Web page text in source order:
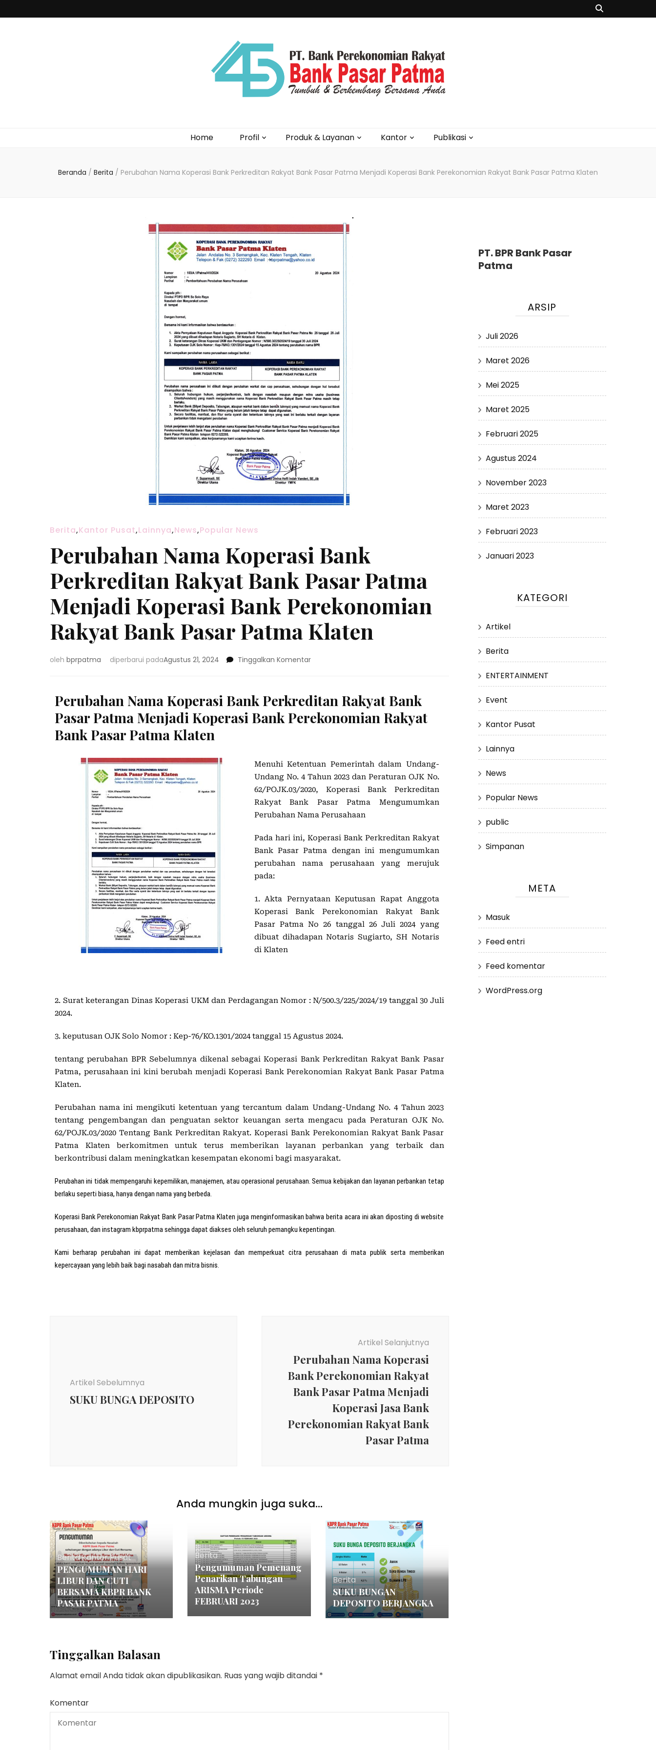
Home Profil Produk & Layanan Kantor Publikasi
Beranda / Berita / Perubahan Nama Koperasi Bank Perkreditan Rakyat Bank Pasar Patma Menjadi Koperasi Bank Perekonomian Rakyat Bank Pasar Patma Klaten
Berita,Kantor Pusat,Lainnya,News,Popular News
Perubahan Nama Koperasi Bank
Perkreditan Rakyat Bank Pasar Patma
Menjadi Koperasi Bank Perekonomian
Rakyat Bank Pasar Patma Klaten
oleh bprpatma diperbarui padaAgustus 21, 2024 Tinggalkan Komentar
Perubahan Nama Koperasi Bank Perkreditan Rakyat Bank
Pasar Patma Menjadi Koperasi Bank Perekonomian Rakyat
Bank Pasar Patma Klaten
Menuhi Ketentuan Pemerintah dalam Undang-
Undang No. 4 Tahun 2023 dan Peraturan OJK No.
62/POJK.03/2020, Koperasi Bank Perkreditan
Rakyat Bank Pasar Patma Mengumumkan
Perubahan Nama Perusahaan
Pada hari ini, Koperasi Bank Perkreditan Rakyat
Bank Pasar Patma dengan ini mengumumkan
perubahan nama perusahaan yang merujuk
pada:
1. Akta Pernyataan Keputusan Rapat Anggota
Koperasi Bank Perekonomian Rakyat Bank
Pasar Patma No 26 tanggal 26 Juli 2024 yang
dibuat dihadapan Notaris Sugiarto, SH Notaris
di Klaten
2. Surat keterangan Dinas Koperasi UKM dan Perdagangan Nomor : N/500.3/225/2024/19 tanggal 30 Juli
2024.
3. keputusan OJK Solo Nomor : Kep-76/KO.1301/2024 tanggal 15 Agustus 2024.
tentang perubahan BPR Sebelumnya dikenal sebagai Koperasi Bank Perkreditan Rakyat Bank Pasar
Patma, perusahaan ini kini berubah menjadi Koperasi Bank Perekonomian Rakyat Bank Pasar Patma
Klaten.
Perubahan nama ini mengikuti ketentuan yang tercantum dalam Undang-Undang No. 4 Tahun 2023
tentang pengembangan dan penguatan sektor keuangan serta mengacu pada Peraturan OJK No.
62/POJK.03/2020 Tentang Bank Perkreditan Rakyat. Koperasi Bank Perekonomian Rakyat Bank Pasar
Patma Klaten berkomitmen untuk terus memberikan layanan perbankan yang terbaik dan
berkontribusi dalam meningkatkan kesempatan ekonomi bagi masyarakat.
Perubahan ini tidak mempengaruhi kepemilikan, manajemen, atau operasional perusahaan. Semua kebijakan dan layanan perbankan tetap
berlaku seperti biasa, hanya dengan nama yang berbeda.
Koperasi Bank Perekonomian Rakyat Bank Pasar Patma Klaten juga menginformasikan bahwa berita acara ini akan diposting di website
perusahaan, dan instagram kbprpatma sehingga dapat diakses oleh seluruh pemangku kepentingan.
Kami berharap perubahan ini dapat memberikan kejelasan dan memperkuat citra perusahaan di mata publik serta memberikan
kepercayaan yang lebih baik bagi nasabah dan mitra bisnis.
Artikel Sebelumnya
SUKU BUNGA DEPOSITO
Artikel Selanjutnya
Perubahan Nama Koperasi
Bank Perekonomian Rakyat
Bank Pasar Patma Menjadi
Koperasi Jasa Bank
Perekonomian Rakyat Bank
Pasar Patma
Anda mungkin juga suka...
Berita,Kantor Pusat
PENGUMUMAN HARI
LIBUR DAN CUTI
BERSAMA KBPR BANK
PASAR PATMA
Berita
Pengumuman Pemenang
Penarikan Tabungan
ARISMA Periode
FEBRUARI 2023
Berita
SUKU BUNGAN
DEPOSITO BERJANGKA
Tinggalkan Balasan
Alamat email Anda tidak akan dipublikasikan. Ruas yang wajib ditandai *
Komentar
PT. BPR Bank Pasar
Patma
ARSIP
Juli 2026
Maret 2026
Mei 2025
Maret 2025
Februari 2025
Agustus 2024
November 2023
Maret 2023
Februari 2023
Januari 2023
KATEGORI
Artikel
Berita
ENTERTAINMENT
Event
Kantor Pusat
Lainnya
News
Popular News
public
Simpanan
META
Masuk
Feed entri
Feed komentar
WordPress.org